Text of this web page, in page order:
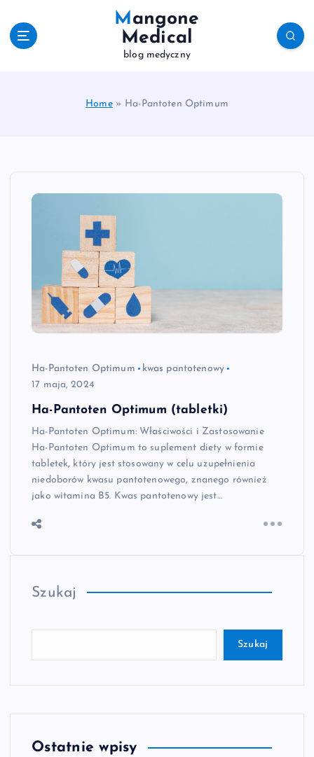
Mangone
Medical
blog medyczny
Home» Ha-Pantoten Optimum
Ha-Pantoten Optimum
kwas pantotenowy
17 maja, 2024
Ha-Pantoten Optimum (tabletki)
Ha-Pantoten Optimum: Właściwości i Zastosowanie
Ha-Pantoten Optimum to suplement diety w formie
tabletek, który jest stosowany w celu uzupełnienia
niedoborów kwasu pantotenowego, znanego również
jako witamina B5. Kwas pantotenowy jest…
Szukaj
Szukaj
Ostatnie wpisy